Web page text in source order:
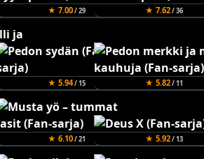
★ 7.00/ 29 ★ 7.62/ 36
★ 5.94/ 15 ★ 5.82/ 11
★ 6.10/ 21 ★ 5.92/ 13